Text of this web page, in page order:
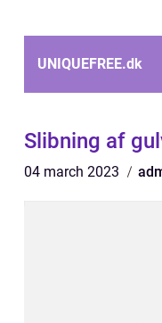
UNIQUEFREE.dk
Slibning af
04 march 2023